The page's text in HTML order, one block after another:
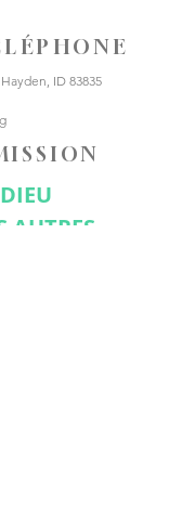
ID 83835
AUTRES